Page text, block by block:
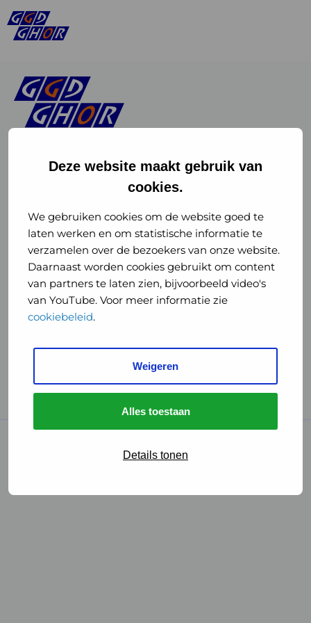
Deze website maakt gebruik van
cookies.
We gebruiken cookies om de website goed te
laten werken en om statistische informatie te
verzamelen over de bezoekers van onze website.
Daarnaast worden cookies gebruikt om content
van partners te laten zien, bijvoorbeeld video's
van YouTube. Voor meer informatie zie
cookiebeleid.
Weigeren
Alles toestaan
Details tonen
of
GGD
GHOR
Nederland
Instagram
of
GGD
GHOR
Nederland
GGD Reizen op social media
GGD Reizen
GGD Reisvaccinaties